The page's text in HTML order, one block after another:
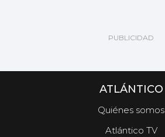
ATLÁNTICO
Quiénes somos
Atlántico TV